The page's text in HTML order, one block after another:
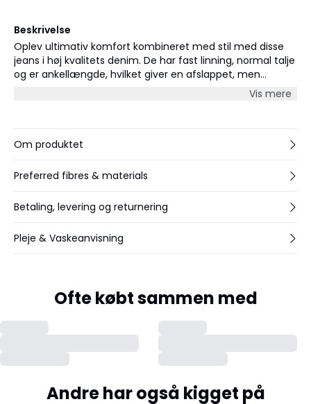
Beskrivelse
Oplev ultimativ komfort kombineret med stil med disse
jeans i høj kvalitets denim. De har fast linning, normal talje
og er ankellængde, hvilket giver en afslappet, men
flatterende pasform. De har lige ben og er med knap og
Vis mere
Om produktet
Preferred fibres & materials
Betaling, levering og returnering
Pleje & Vaskeanvisning
Ofte købt sammen med
Andre har også kigget på